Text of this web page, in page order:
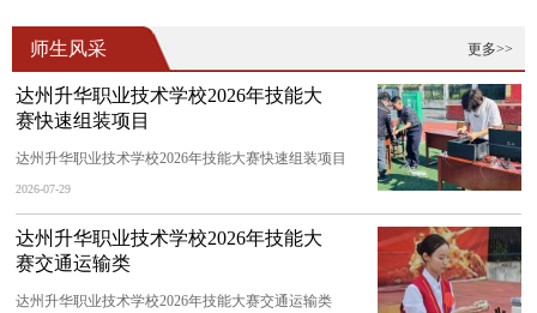
更多>>
师生风采
达州升华职业技术学校2026年技能大
赛快速组装项目
达州升华职业技术学校2026年技能大赛快速组装项目
2026-07-29
达州升华职业技术学校2026年技能大
赛交通运输类
达州升华职业技术学校2026年技能大赛交通运输类